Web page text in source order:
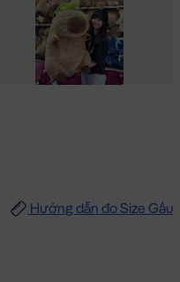
Hướng dẫn đo Size Gấu